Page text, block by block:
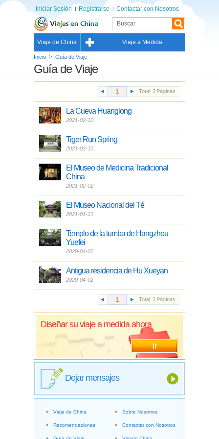
Iniciar Sesión Registrarse Contactar con Nosotros
Viaje de China Viaje a Medida
Inicio > Guía de Viaje
Guía de Viaje
Total: 3 Páginas
La Cueva Huanglong
2021-02-10
Tiger Run Spring
2021-02-10
El Museo de Medicina Tradicional
China
2021-02-02
El Museo Nacional del Té
2021-01-21
Templo de la tumba de Hangzhou
Yuefei
2020-04-02
Antigua residencia de Hu Xueyan
2020-04-02
Total: 3 Páginas
Diseñar su viaje a medida ahora
Ir
Dejar mensajes
Viaje de China
Recomendaciones
Sobre Nosotros
Contactar con Nosotros